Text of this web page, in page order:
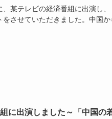
、某テレビの経済番組に出演し
をさせていただきました。中国
に出演しました～「中国の